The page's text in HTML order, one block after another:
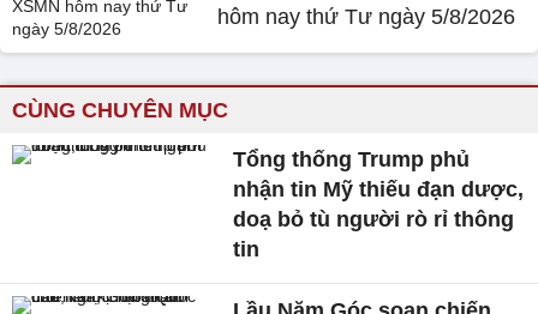
hôm nay thứ Tư ngày 5/8/2026
CÙNG CHUYÊN MỤC
Tổng thống Trump phủ
nhận tin Mỹ thiếu đạn dược,
doạ bỏ tù người rò rỉ thông
tin